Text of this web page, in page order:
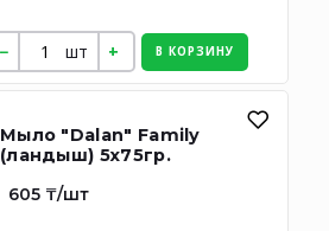
шт В КОРЗИНУ
Мыло "Dalan" Family
(ландыш) 5х75гр.
605 ₸/шт